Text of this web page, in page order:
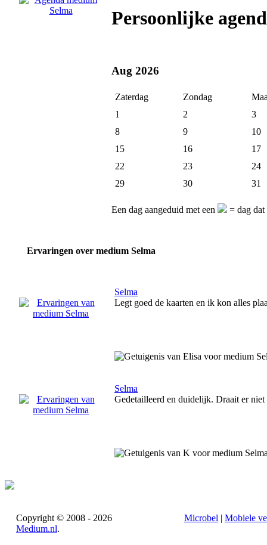
Persoonlijke
Aug 2026
Zaterdag Zondag
1
2
3
8
9
10
15
16
17
22
23
24
29
30 31
Een dag aangeduid met een = dag
Ervaringen over medium Selma
Selma
Legt goed de kaarten en ik kon alles
Selma
Gedetailleerd en duidelijk. Draait er
Copyright © 2008 - 2026
Medium.nl.
Microbel | Mobiele